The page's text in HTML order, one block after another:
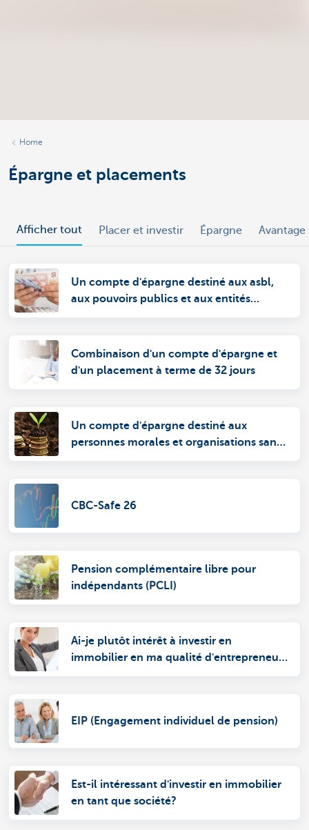
Home
Épargne et placements
Afficher tout Placer et investir Épargne Avantage
Un compte d'épargne destiné aux asbl,
aux pouvoirs publics et aux entités
Combinaison d'un compte d'épargne et
d'un placement à terme de 32 jours
Un compte d'épargne destiné aux
personnes morales et organisations sans
CBC-Safe 26
Pension complémentaire libre pour
indépendants (PCLI)
Ai-je plutôt intérêt à investir en
immobilier en ma qualité d'entrepreneur
EIP (Engagement individuel de pension)
Est-il intéressant d'investir en immobilier
en tant que société?